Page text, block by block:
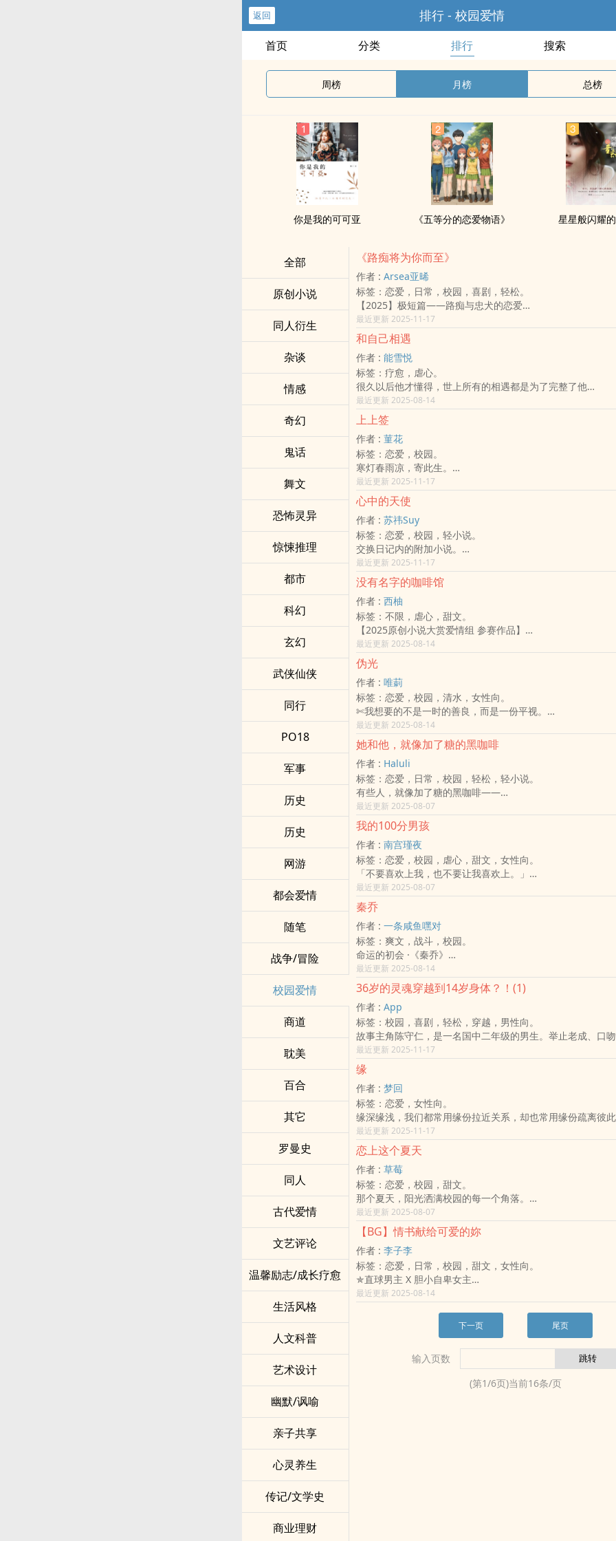
返回 排行 - 校园爱情
首页 分类 排行 搜索
周榜 月榜 总榜
你是我的可可亚 《五等分的恋爱物语》 星星般闪耀
全部
原创小说
同人衍生
杂谈
情感
奇幻
鬼话
舞文
恐怖灵异
惊悚推理
都市
科幻
玄幻
武侠仙侠
同行
PO18
军事
历史
历史
网游
都会爱情
随笔
战争/冒险
校园爱情
商道
耽美
百合
其它
罗曼史
同人
古代爱情
文艺评论
温馨励志/成长疗愈
生活风格
人文科普
艺术设计
幽默/讽喻
亲子共享
心灵养生
传记/文学史
商业理财
《路痴将为你而至》
作者 : Arsea亚晞
标签：恋爱，日常，校园，喜剧，轻松。
【2025】极短篇——路痴与忠犬的恋爱
路痴少女ｘ导盲犬男孩
青春是场没有地图的旅行，幸好我们遇见了彼此。
赵芊鹿真的是陆泊舟遇过最瞎的人！
有多瞎？路就长在眼前，还能走歪得离谱。
陆泊舟原以为，自己的高中生活会平平淡淡、循规蹈矩地走过
直到这个女孩闯进来，用一次次「偏航」搅乱了他的世界。
她的天真、她的笨拙，却总能让人无奈又忍不住微笑。
青春从来没有座标，也没有既定的终点。
原来，只要和妳并肩走过的每一条路，都是他最想抵达的目的
兜兜转转，迷路的女孩，终于找到了最想依靠的方向。
而她的导盲犬，也乐意一辈子只守着她一个人。
＃小标签：第三人称｜路痴上路请小心｜青春没有所谓座标｜
男主是真狗｜无虐小甜饼｜最后有小彩蛋（？）
＃书封：大大感谢黎漫赠封 (*´◒ˋ*)
＃谢谢每一位点进来参观路痴的你们( ⸝⸝ᵕᴗᵕ⸝⸝)꜆♡
最近更新 2025-11-17
和自己相遇
作者 : 能雪悦
标签：疗愈，虐心。
很久以后他才懂得，世上所有的相遇都是为了完整了他
再一次相遇，是为了遇见自己
和妳相遇，和自己相遇
✴✴✴
唯一会爱他的人都抛弃他了，这世界上，究竟还有什么是可以
如果人可以像丢垃圾一样轻易的丢弃什么，那么，他最想丢弃
比起被人丢弃，他宁愿自己亲手丢弃自己
后来，他真的把自己舍弃了
他成为了一个又一个的别人，将自己隐藏在那虚假的世界
在摄影机底下，他在角色身上找到了喜、怒、哀、乐
真正属于自己的情绪，在逃离她的那天起，就被他彻底的埋葬
只有骗过了自己、忘了自己是谁，他才能够继续装模作样
但无论被包装的再精美，都无法隐藏他的真实是丑陋不堪的
看似成为了人们目光的焦点，但是他的世界始终还是只有自己
那个连自己都不要的自己
ღ我想送一首歌，给我的孩子：吴青峰－〈宝贝儿〉
我的不完美 我仍在面对
我能知道舍弃是什么
是因为我曾被舍弃过
内心深处某个我未消失过
ღ致所有脆弱又耀眼的名字们：IU-〈Dear name〉
在那又长又厚重没有尽头
只有黑暗的夜晚之间
我懂了 你悄悄消失的愿望
我会等你很久的
一定会找到你的
☽书封感谢：盼兮
©能雪悦2018。著作权所有，谢绝将文章任意转载。
最近更新 2025-08-14
上上签
作者 : 菫花
标签：恋爱，校园。
寒灯春雨凉，寄此生。
──此生寄妳。
舒又暖，多不适合她的名字，他想。
她就像寒冷的冬日，被冠上了一句春暖花开。
焦浊第一次瞧见舒又暖的正脸，是肿了半个颊的那种。
……而那是他打出来的。
他没来得及说抱歉，她就撇开脑袋，留下云淡风轻的三个字。
『没关系。』
自此之后，他总不自觉地将目光驻于她身上。
他喜欢晴天，而她喜欢雨天。
舒又暖哂笑，打趣他：『故作坚强的晴天。』
明明该下雨，却又逞能。
一步一跪一叩首，她匍匐拾级而上，额头磕出瘀青，
血如泪滑落脸颊，终是为他祈得一纸符，一签诗。
──求得上上签。
❁ 封面设计：荞奶、指夏
❁ 更新时间：全文已完结。
❁ 相关：＃同桌明恋＃玄学警告＃心诚则灵
❁ Copyright © 2024 菫花 . All rights reserved. No
without permission.
❁ 本文为2024年POPO原创小说爱情组参赛作品
最近更新 2025-11-17
心中的天使
作者 : 苏祎Suy
标签：恋爱，校园，轻小说。
交换日记内的附加小说。
书写期间2002年底至2003年中。
保留少女时期的青涩、浮躁、感伤。
最近更新 2025-11-17
没有名字的咖啡馆
作者 : 西柚
标签：不限，虐心，甜文。
【2025原创小说大赏爱情组 参赛作品】
【2025Jun.】【已完结】
一杯咖啡，一段故事
一个回忆，一个倾听
店里的空气里弥漫着淡淡的木质调与浓醇的咖啡香，细碎的阳
绿植洒落，映照在旧报纸与斑驳的墙面上，古老的钟静静地挂
的唱机播放着低吟的吉他旋律，音符轻柔地流淌着。
座位区里，几个不同年龄的身影轻声交谈，随意却不失温度，
尔飘向门口，像是在等候一位熟悉的来客，又或是一个故事
「欢迎光临。」女人一边整理着花盆，一边对刚推开门的女
目录
缘起 欢迎光临—关于爱情故事
第一杯 拿铁—关于暧昧
第二杯 浓缩咖啡—关于心动
第三杯 焦糖玛奇朵—关于暗恋
第五杯 榛果拿铁—关于分手
第六杯 阿芙佳朵—关于热恋
第七杯 馥列白—关于晕船
第八杯 耶加雪菲—关于陪伴
第九杯 热巧克力—关于曾经
第十杯 烟熏摩卡—关于隐藏
第十一杯 卡布奇诺—关于喜欢
缘末 谢谢光临—关于下次再见
后记 关于西柚的碎碎念
标签｜甜文、虐心、不限
更新｜每日下午更新，已完结噜～
感谢｜叶子 赠封
-
谢谢大家的阅读，我会努力更文！
也欢迎留言跟我互动~~~
我会非常开心的
此外
剧情若有雷同，纯属巧合
最后夸夸每天都要上班还能产出的自己，妳真棒*\(^o^)/*
最近更新 2025-08-14
伪光
作者 : 唯莿
标签：恋爱，校园，清水，女性向。
✄我想要的不是一时的善良，而是一份平视。
【2025. 01 善良是原罪】
言情小说里的女主角就算长得不出色，也有清秀二字。
连品妍活在现实太久，只敢在书里藏好她的暗恋。
从出生就烙印在脸上的诅咒，注定她与爱情无缘。
只是太阳无所不在，撕开了那道口，将她的青春爱恋全摊在阳
讽。
再重来一遍，她一定不会再喜欢江子健了。
江子健不知道一切是怎么发生的。
他对她的好，仅限于朋友，她却连朋友也不要。
她说他太过虚伪、她说如果没有认识他就好了。
到很久以后他才懂自己的善良不过是场业火。
当她转身朝另一人走去时，他却后悔了。
礼学成从小就讨厌江子健。
讨厌他的优秀、他的完美，更讨厌他的善良。
他曾经以为看着这场好戏的自己可以置身事外。
直到看见那双眼里的不服输才懂，他们从一开始就是同类人。
✗关于本书✗
1、除夕开始连载，每周三八点、周六九点半更新。
2、封面：崠好
3、主题曲►Eric周兴哲-想知道你在想什么、杨丞琳－左边
4、召唤魔法小卡：读墨、BW、PUBU
最近更新 2025-08-14
她和他，就像加了糖的黑咖啡
作者 : Haluli
标签：恋爱，日常，校园，轻松，轻小说。
有些人，就像加了糖的黑咖啡——
苦涩中，不小心尝出一点甜。
大学开学第一天，我遇见了三个各有怪癖的人：
一个毒舌却意外温柔的高冷系女孩，
一个总被莫名针对的嘴砲系同班，
还有一个莫名变成室友的神秘女孩。
我叫亭芸，不擅交际，也不太懂怎么靠近别人。
但在这间叫「与旅相遇」的咖啡厅里，
我的故事开始有了别的味道——
就像那杯不加奶也不加糖的黑咖啡，
一开始太浓，却会在你还没发现的时候，暖了心口。
在与人擦肩的日常里，找到专属于你的那一杯温度。
最近更新 2025-08-07
我的100分男孩
作者 : 南宫瑾夜
标签：恋爱，校园，虐心，甜文，女性向。
「不要喜欢上我，也不要让我喜欢上。」
「为甚么？」
「因为会很麻烦。」
曾经，胞妹喜欢上了我的好感对象，他是我遇过最接近100分
我心中略有不甘，偶尔也后悔让他们相识，但我依旧选择了退
并且安慰自己，或许未来还能遇见更好的男孩。
为此我练就了一身讨好异性的本领，男友也一个接着一个换，
直到遇见巫向凛，人如其名浑身散发着冷冽的气息，
他虽一再警告我别靠近他，但我总觉得他是喜欢我的，
否则怎会一次次将自己的伤痛和伪装展露在我面前呢？
于是，我不由自主被他吸引，也不再热衷于物色对象。
然而，在我真正厘清自己的心意前，那个女孩却被我意外带到
俩人一见如故，一举一动都存在着将我隔绝在外的默契，
我恨自己重蹈覆辙，又一次给了心上人移情别恋的契机，
本以为她是这段恋情的唯一阻碍，命运却更加无情地打散我们
我亲手将他推开时，他用歉意包装心意，并留下这句刺痛我的
再次相遇时，我终于明白巫向凛就是那个100分男孩，
而他身边却貌似已经有了别人，一个不如我的她，
我不禁患得患失地想，对他来说，他的100分女孩，究竟是我
自恋浮夸小妖精♀ X 自卑冷淡双面人♂
√ 高中生 √ 大学生 √ 万人斩 √ 小透明 √ 非善类 √ 久别重逢 √
系 √ HE or BE ？
◆ 相关作品：《不只是学弟》
◆ 甜虐参半 ，前80%高中生活，后20%大学生活
◆ 已完稿，可安心入坑
◆ 凡走过请留下痕迹❤️
-----------------------------------每日更新一章
最近更新 2025-08-07
秦乔
作者 : 一条咸鱼嘿对
标签：爽文，战斗，校园。
命运的初会 ·《秦乔》
✦ 校园 × 爱情 × 双强 × 商战 ✦
两大财阀的子嗣，在青春中碰撞出火光。
A市秦家 · 男主 秦墨寒
沉稳冷冽，操盘如棋，理智里藏着火焰。
B市乔家 · 女主 乔琴茉
桀骜果断，笑容背后是刀锋。
一场车祸，改写了两人的命运。
从未婚夫妇到携手并肩，
他说：「怎么，来真的？我的、未、婚、妻。」
最近更新 2025-08-14
36岁的灵魂穿越到14岁身体？！(1)
作者 : App
标签：校园，喜剧，轻松，穿越，男性向。
故事主角陈守仁，是一名国中二年级的男生。举止老成、口
密。他拥有超出同年龄的价值观与社会观察力。一开始让同学
随着各种班级活动展开，他渐渐转变为班级中不可或缺的关
老师们早就发现，他似乎不是普通的国中生，虽然不知他为何
行为、知识与观点皆暗示着这是一个灵魂穿越的故事。然而为
不明，重点在于主角如何以大人的灵魂，应对青春校园的烦恼
本作品最大的特色是2000年代，当时的校园风气与台湾流行
主角穿越的特色，成功重现出2000年代，台湾公立国中的人
风格融合校园喜剧、心理描写与成长小说的特质。剧情奇幻成
借由看似日常的事件铺陈出青春期的悸动、嫉妒、羞涩与迟疑
非完美，他们会互相竞争、也有自卑与迷惘，使角色更贴近真
现成熟，但仍怀抱对人性与青春的温柔体悟。
本作品为长期连载，从国二上开始，一直到国二下、国三上、
会继续推出高中篇等剧情。本作品以诚实的笔触描绘在成长过
稳定却依然动人的青春生活。
最近更新 2025-11-17
缘
作者 : 梦回
标签：恋爱，女性向。
缘深缘浅，我们都常用缘份拉近关系，却也常用缘份疏离彼
情窦初开时就喜欢那个人。缘深，让我们相识了十年，兜兜转
群中相遇；缘浅，让我们的关系始终只能在那条线上徘徊。
时便遇见满眼是我的女孩。缘浅，她爱我时，我只能对她怀着
让我爱上她时，庆幸未来还有漫漫时光与她相互羁绊。
最近更新 2025-11-17
恋上这个夏天
作者 : 草莓
标签：恋爱，校园，甜文。
那个夏天，阳光洒满校园的每一个角落。
夏芷澄在转学生的身份中，邂逅了那双像冬海一样清冷却又
林予岭。
两颗初心，像潮水般无法抗拒地彼此靠近
无论风有多热，海有多凉
他们的距离却越拉越短
像初恋那般勇敢，奔向彼此的心跳。
最近更新 2025-08-07
【BG】情书献给可爱的妳
作者 : 李子李
标签：恋爱，日常，校园，甜文，女性向。
✯直球男主 X 胆小自卑女主
✯完全无虐的校园小甜饼
✯简短文案：
「这给妳，可不要误会了。」
从长相凶恶的同班同学手中拿到信，张若芷有些意外。
但她早已习惯替当模特儿的姊姊收粉丝信。
「没问题，我会把你的信确实交给我姊姊的。」
一时之间，她并没有意会过来。
最近更新 2025-08-14
下一页 尾页
输入页数
(第1/6页)当前16条/页